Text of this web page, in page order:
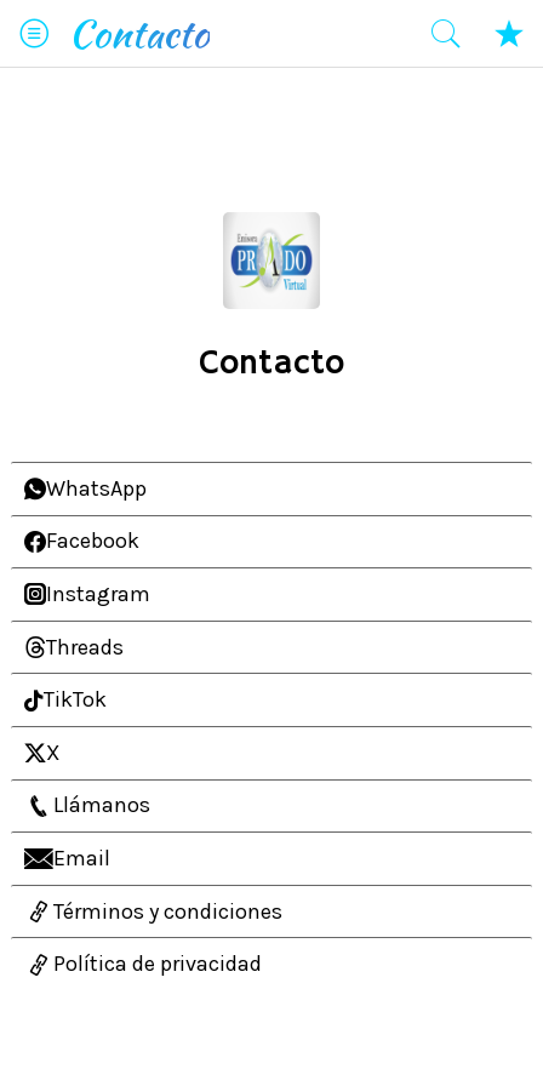
Contacto
Contacto
WhatsApp
Facebook
Instagram
Threads
TikTok
X
Llámanos
Email
Términos y condiciones
Política de privacidad